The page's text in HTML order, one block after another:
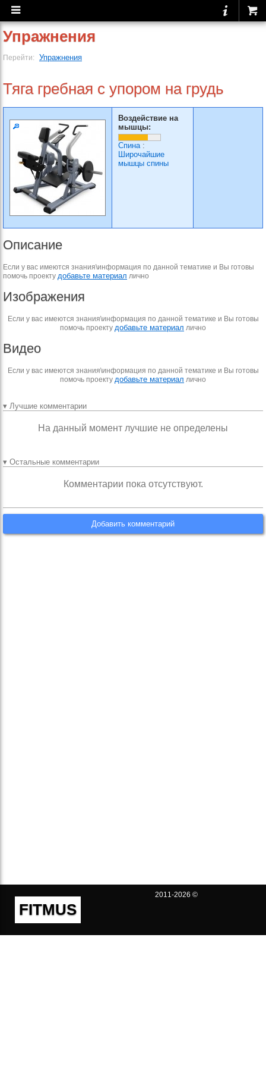
Упражнения
Перейти: Упражнения
Тяга гребная с упором на грудь
Воздействие на
мышцы:
Спина:
Широчайшие
мышцы спины
Описание
Если у вас имеются знания\информация по данной тематике и Вы готовы
помочь проекту добавьте материал лично
Изображения
Если у вас имеются знания\информация по данной тематике и Вы готовы
помочь проекту добавьте материал лично
Видео
Если у вас имеются знания\информация по данной тематике и Вы готовы
помочь проекту добавьте материал лично
▾ Лучшие комментарии
На данный момент лучшие не определены
▾ Остальные комментарии
Комментарии пока отсутствуют.
Добавить комментарий
FITMUS
2011-2026 ©